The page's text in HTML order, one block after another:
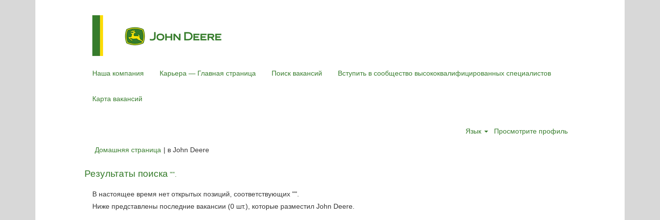
Наша компания Карьера — Главная страница Поиск вакансий Вступить в сообщество высококвалифицированных специалистов
Карта вакансий
Язык Просмотрите профиль
Домашняя страница | в John Deere(текущая
Результаты поиска "".
В настоящее время нет открытых позиций, соответствующих "".
Ниже представлены последние вакансии (0 шт.), которые разместил John Deere.